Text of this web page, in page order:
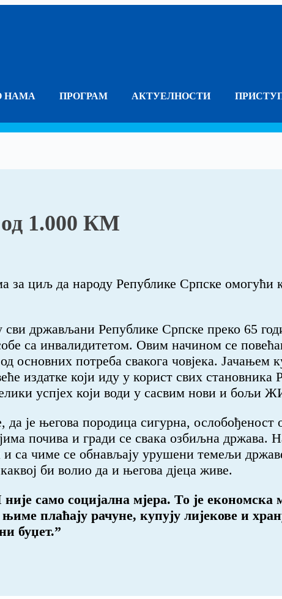
НАМА ПРОГРАМ АКТУЕЛНОСТИ
1.000 КМ
за циљ да народу Републике Српске
држављани Републике Српске преко 65
са инвалидитетом. Овим начином се
од основних потреба свакога човјека.
издатке који иду у корист свих
успјех који води у сасвим нови и бољи
да је његова породица сигурна, ослобођеност
почива и гради се свака озбиљна држава.
са чиме се обнављају урушени темељи
би волио да и његова дјеца живе.
само социјална мјера. То је економска
плаћају рачуне, купују лијекове и
буџет.”